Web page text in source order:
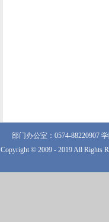
部门办公室：0574-88220907
Copyright © 2009 - 2019 All Rights